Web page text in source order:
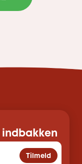
indbakken
Tilmeld